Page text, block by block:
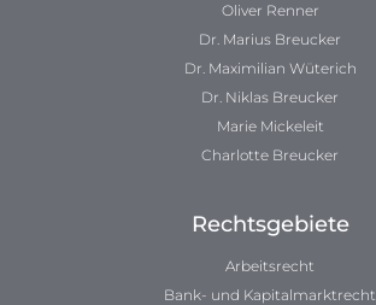
Oliver Renner
Dr. Marius Breucker
Dr. Maximilian Wüterich
Dr. Niklas Breucker
Marie Mickeleit
Charlotte Breucker
Rechtsgebiete
Arbeitsrecht
Bank- und Kapitalmarktrecht